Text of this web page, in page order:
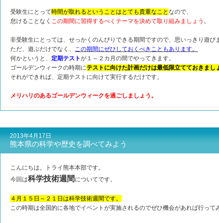
受験生にとって時間が取れるということはとても貴重なことなので、
怠けることなく この期間に習得するべくテーマを決めて取り組みましょう 。
非受験生にとっては、せっかくのんびりできる期間ですので、思いっきり遊び
ただ、遊ぶだけでなく、 この期間にぜひしておくべきこともあります。
何かというと、 定期テストが１～２カ月の間でやってきます。
ゴールデンウィークの時期にテストに向けた計画だけは最低限立てておきまし
それができれば、定期テストに向けて実行するだけです。
メリハリのあるゴールデンウィークを過ごしましょう。
2013年4月17日
熊本県の科学や歴史を調べてみよう
こんにちは。トライ熊本本部です。
今回は科学技術週間 についてです。
４月１５日～２１日は科学技術週間です。
この時期は全国的に各地でイベントが実施されるのでぜひ機会があれば行って